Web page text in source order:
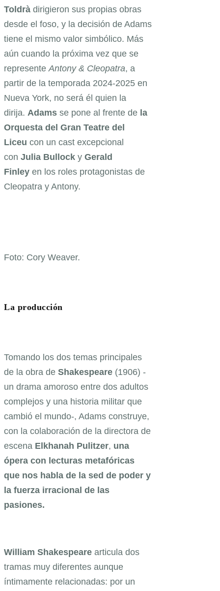
Toldrà dirigieron sus propias obras
desde el foso, y la decisión de Adams
tiene el mismo valor simbólico. Más
aún cuando la próxima vez que se
represente Antony & Cleopatra, a
partir de la temporada 2024-2025 en
Nueva York, no será él quien la
dirija. Adams se pone al frente de la
Orquesta del Gran Teatre del
Liceu con un cast excepcional
con Julia Bullock y Gerald
Finley en los roles protagonistas de
Cleopatra y Antony.
Foto: Cory Weaver.
La producción
Tomando los dos temas principales
de la obra de Shakespeare (1906) -
un drama amoroso entre dos adultos
complejos y una historia militar que
cambió el mundo-, Adams construye,
con la colaboración de la directora de
escena Elkhanah Pulitzer, una
ópera con lecturas metafóricas
que nos habla de la sed de poder y
la fuerza irracional de las
pasiones.
William Shakespeare articula dos
tramas muy diferentes aunque
íntimamente relacionadas: por un